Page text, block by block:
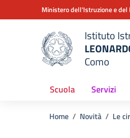
Vai ai contenuti
Vai al menu di navigazioneMinistero dell'Istruzione e del
scuola
Istituto
Como
Scuola Servizi
Home Novità Le